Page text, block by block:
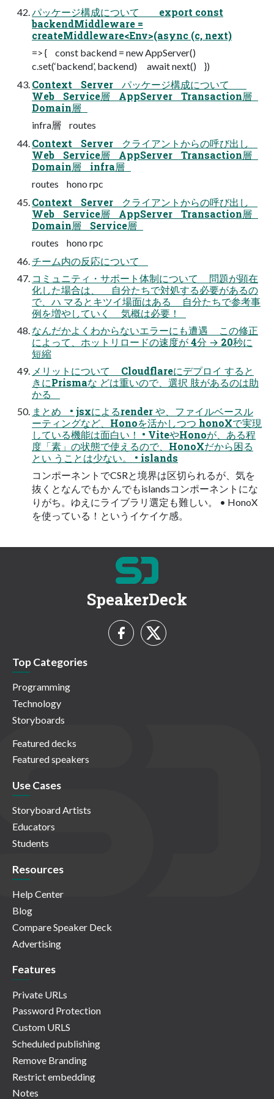
パッケージ構成について export const
backendMiddleware =
createMiddleware<Env>(async (c, next)
=> { const backend = new AppServer()
c.set(‘backend’, backend) await next() })
Context Server パッケージ構成について
Web Service層 AppServer Transaction層
Domain層
infra層 routes
Context Server クライアントからの呼び出し
Web Service層 AppServer Transaction層
Domain層 infra層
routes hono rpc
Context Server クライアントからの呼び出し
Web Service層 AppServer Transaction層
Domain層 Service層
routes hono rpc
チーム内の反応について
コミュニティ・サポート体制について 問題が顕在
化した場合は、 自分たちで対処する必要があるの
で、ハ マるとキツイ場面はある 自分たちで参考事
例を増やしていく 気概は必要！
なんだかよくわからないエラーにも遭遇 この修正
によって、ホットリロードの速度が 4分 → 20秒に
短縮
メリットについて Cloudflareにデプロイ すると
きにPrismaな どは重いので、選択 肢があるのは助
かる
まとめ • jsxによるrender や、ファイルベースル
ーティングなど、Honoを活かしつつ honoXで実現
している機能は⾯⽩い！ • ViteやHonoが、ある程
度「素」の状態で使えるので、HonoXだから困る
とい うことは少ない。 • islands
コンポーネントでCSRと境界は区切られるが、気を
抜くとなんでもか んでもislandsコンポーネントにな
りがち。ゆえにライブラリ選定も難しい。 • HonoX
を使っている！というイケイケ感。
SpeakerDeck
Top Categories
Programming
Technology
Storyboards
Featured decks
Featured speakers
Use Cases
Storyboard Artists
Educators
Students
Resources
Help Center
Blog
Compare Speaker Deck
Advertising
Features
Private URLs
Password Protection
Custom URLS
Scheduled publishing
Remove Branding
Restrict embedding
Notes